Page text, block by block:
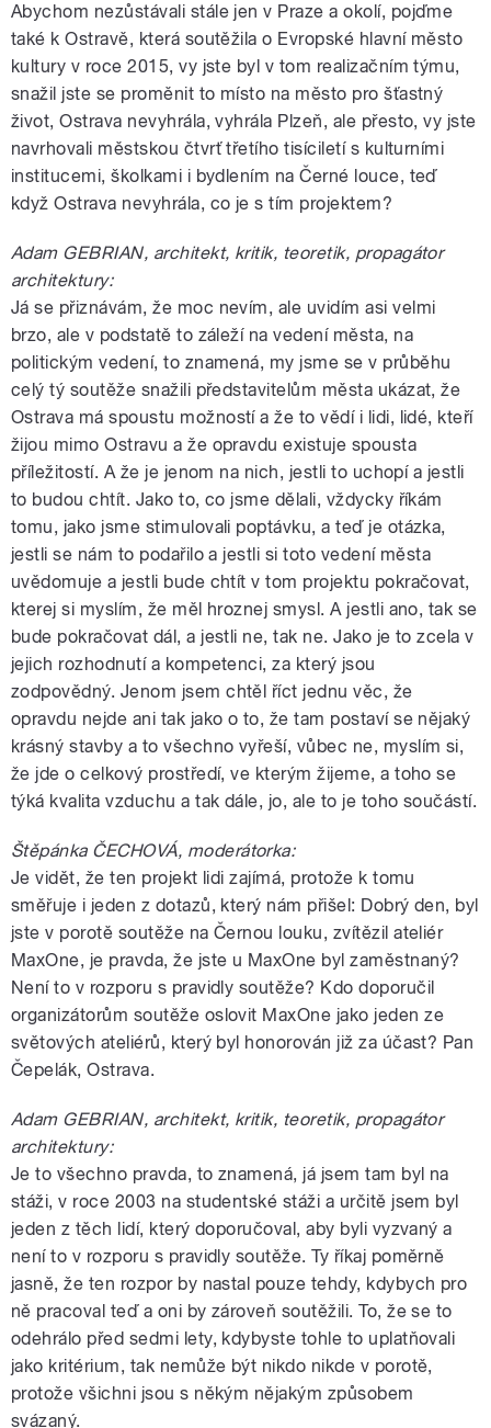
Abychom nezůstávali stále jen v Praze a okolí, pojďme
také k Ostravě, která soutěžila o Evropské hlavní město
kultury v roce 2015, vy jste byl v tom realizačním týmu,
snažil jste se proměnit to místo na město pro šťastný
život, Ostrava nevyhrála, vyhrála Plzeň, ale přesto, vy jste
navrhovali městskou čtvrť třetího tisíciletí s kulturními
institucemi, školkami i bydlením na Černé louce, teď
když Ostrava nevyhrála, co je s tím projektem?
Adam GEBRIAN, architekt, kritik, teoretik, propagátor
architektury:
Já se přiznávám, že moc nevím, ale uvidím asi velmi
brzo, ale v podstatě to záleží na vedení města, na
politickým vedení, to znamená, my jsme se v průběhu
celý tý soutěže snažili představitelům města ukázat, že
Ostrava má spoustu možností a že to vědí i lidi, lidé, kteří
žijou mimo Ostravu a že opravdu existuje spousta
příležitostí. A že je jenom na nich, jestli to uchopí a jestli
to budou chtít. Jako to, co jsme dělali, vždycky říkám
tomu, jako jsme stimulovali poptávku, a teď je otázka,
jestli se nám to podařilo a jestli si toto vedení města
uvědomuje a jestli bude chtít v tom projektu pokračovat,
kterej si myslím, že měl hroznej smysl. A jestli ano, tak se
bude pokračovat dál, a jestli ne, tak ne. Jako je to zcela v
jejich rozhodnutí a kompetenci, za který jsou
zodpovědný. Jenom jsem chtěl říct jednu věc, že
opravdu nejde ani tak jako o to, že tam postaví se nějaký
krásný stavby a to všechno vyřeší, vůbec ne, myslím si,
že jde o celkový prostředí, ve kterým žijeme, a toho se
týká kvalita vzduchu a tak dále, jo, ale to je toho součástí.
Štěpánka ČECHOVÁ, moderátorka:
Je vidět, že ten projekt lidi zajímá, protože k tomu
směřuje i jeden z dotazů, který nám přišel: Dobrý den, byl
jste v porotě soutěže na Černou louku, zvítězil ateliér
MaxOne, je pravda, že jste u MaxOne byl zaměstnaný?
Není to v rozporu s pravidly soutěže? Kdo doporučil
organizátorům soutěže oslovit MaxOne jako jeden ze
světových ateliérů, který byl honorován již za účast? Pan
Čepelák, Ostrava.
Adam GEBRIAN, architekt, kritik, teoretik, propagátor
architektury:
Je to všechno pravda, to znamená, já jsem tam byl na
stáži, v roce 2003 na studentské stáži a určitě jsem byl
jeden z těch lidí, který doporučoval, aby byli vyzvaný a
není to v rozporu s pravidly soutěže. Ty říkaj poměrně
jasně, že ten rozpor by nastal pouze tehdy, kdybych pro
ně pracoval teď a oni by zároveň soutěžili. To, že se to
odehrálo před sedmi lety, kdybyste tohle to uplatňovali
jako kritérium, tak nemůže být nikdo nikde v porotě,
protože všichni jsou s někým nějakým způsobem
svázaný.